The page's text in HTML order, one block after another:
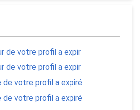
de votre profil a expir
de votre profil a expir
votre profil a expiré
votre profil a expiré